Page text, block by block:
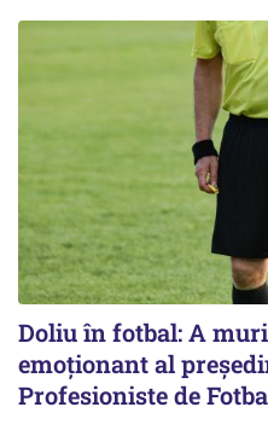
Doliu în fotbal: A
emoționant al
Profesioniste de